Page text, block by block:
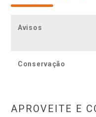
Avisos
Conservação
APROVEITE E